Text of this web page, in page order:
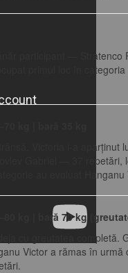
participant —
primul loc în
Victoria i-a
Gabriel — 37
au evoluat
kg | bară 70 kg
cu greutatea
Victor a rămas în